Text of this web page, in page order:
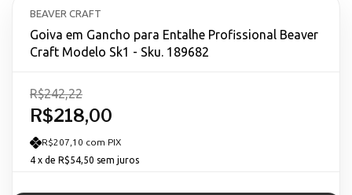
BEAVER CRAFT
Goiva em Gancho para Entalhe Profissional Beaver
Craft Modelo Sk1 - Sku. 189682
R$218,00
R$242,22
R$207,10 com PIX
4 x de R$54,50 sem juros